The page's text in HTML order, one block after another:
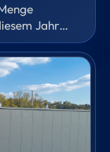
Jahr